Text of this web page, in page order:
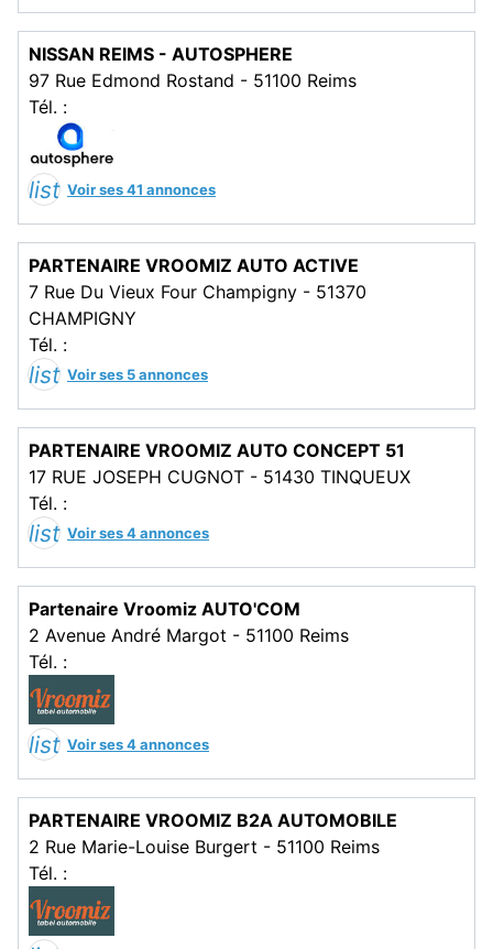
NISSAN REIMS - AUTOSPHERE
97 Rue Edmond Rostand - 51100 Reims
Tél. :
list Voir ses 41 annonces
PARTENAIRE VROOMIZ AUTO ACTIVE
7 Rue Du Vieux Four Champigny - 51370
CHAMPIGNY
Tél. :
list Voir ses 5 annonces
PARTENAIRE VROOMIZ AUTO CONCEPT 51
17 RUE JOSEPH CUGNOT - 51430 TINQUEUX
Tél. :
list Voir ses 4 annonces
Partenaire Vroomiz AUTO'COM
2 Avenue André Margot - 51100 Reims
Tél. :
list Voir ses 4 annonces
PARTENAIRE VROOMIZ B2A AUTOMOBILE
2 Rue Marie-Louise Burgert - 51100 Reims
Tél. :